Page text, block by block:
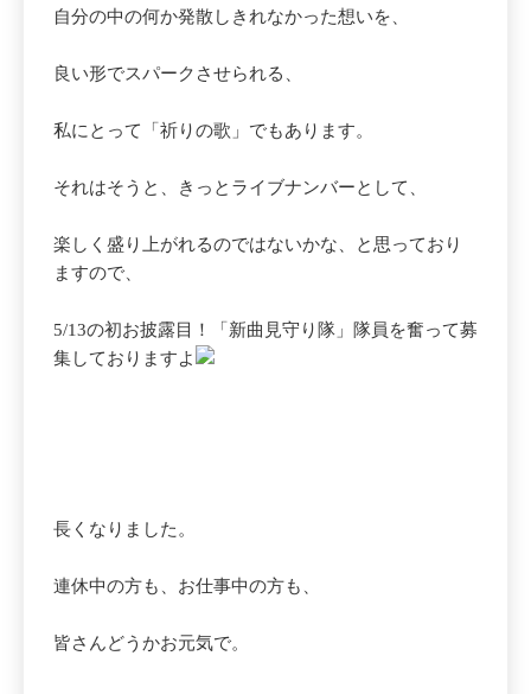
自分の中の何か発散しきれなかった想いを、
良い形でスパークさせられる、
私にとって「祈りの歌」でもあります。
それはそうと、きっとライブナンバーとして、
楽しく盛り上がれるのではないかな、と思っており
ますので、
5/13の初お披露目！「新曲見守り隊」隊員を奮って募
集しておりますよ
長くなりました。
連休中の方も、お仕事中の方も、
皆さんどうかお元気で。